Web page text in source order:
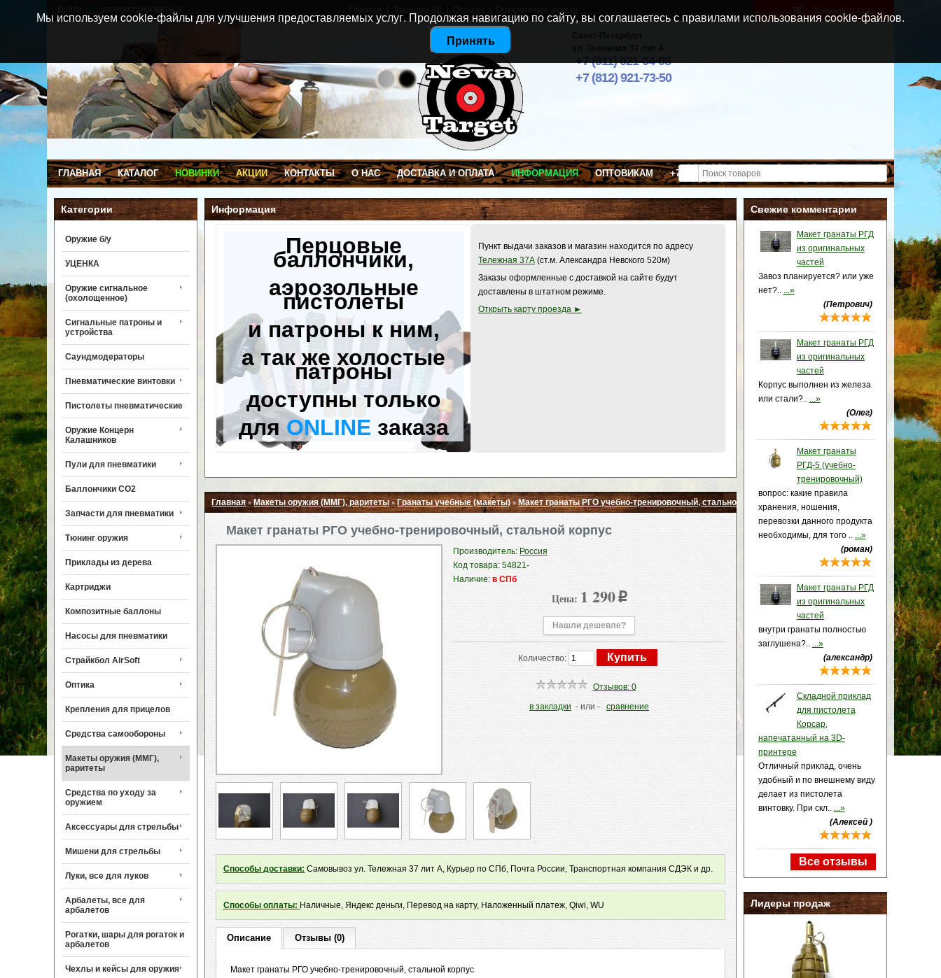
Санкт-Петербург
ул. Тележная 37 лит А
+7 (911) 021-04-08
+7 (812) 921-73-50
Товаров: 0 (0 p )
ГЛАВНАЯ КАТАЛОГ НОВИНКИ АКЦИИ КОНТАКТЫ О НАС ДОСТАВКА И ОПЛАТА ИНФОРМАЦИЯ ОПТОВИКАМ +7 (911) 021-04-08
Категории
Оружие б/у
УЦЕНКА
Оружие сигнальное
(охолощенное)
Сигнальные патроны и
устройства
Саундмодераторы
Пневматические винтовки
Пистолеты пневматические
Оружие Концерн
Калашников
Пули для пневматики
Баллончики CO2
Запчасти для пневматики
Тюнинг оружия
Приклады из дерева
Картриджи
Композитные баллоны
Насосы для пневматики
Страйкбол AirSoft
Оптика
Крепления для прицелов
Средства самообороны
Макеты оружия (ММГ),
раритеты
Средства по уходу за
оружием
Аксессуары для стрельбы
Мишени для стрельбы
Луки, все для луков
Арбалеты, все для
арбалетов
Рогатки, шары для рогаток и
арбалетов
Чехлы и кейсы для оружия
Свежие комментарии
Макет гранаты РГД
из оригинальных
частей
Завоз планируется? или уже
нет?.. ...»
(Петрович)
Макет гранаты РГД
из оригинальных
частей
Корпус выполнен из железа
или стали?.. ...»
(Олег)
Макет гранаты
РГД-5 (учебно-
тренировочный)
вопрос: какие правила
хранения, ношения,
перевозки данного продукта
необходимы, для того .. ...»
(роман)
Макет гранаты РГД
из оригинальных
частей
внутри гранаты полностью
заглушена?.. ...»
(александр)
Складной приклад
для пистолета
Корсар,
напечатанный на 3D-
принтере
Отличный приклад, очень
удобный и по внешнему виду
делает из пистолета
винтовку. При скл.. ...»
(Алексей )
Все отзывы
Лидеры продаж
Информация
Перцовые
баллончики,
аэрозольные
пистолеты
и патроны к ним,
а так же холостые
патроны
доступны только
дляONLINE заказа
Пункт выдачи заказов и магазин находится по адресу
Тележная 37А (ст.м. Александра Невского 520м)
Заказы оформленные с доставкой на сайте будут
доставлены в штатном режиме.
Открыть карту проезда ►
Свернуть ▲
Главная»Макеты оружия (ММГ), раритеты» Гранаты учебные (макеты)» Макет гранаты РГО учебно-тренировочный, стальной корпус
Макет гранаты РГО учебно-тренировочный, стальной корпус
Производитель: Россия
Код товара: 54821-
Наличие:в СПб
Цена: 1 290p
Нашли дешевле?
Количество:
Отзывов: 0
в закладки - или - сравнение
Способы доставки: Самовывоз ул. Тележная 37 лит А, Курьер по СПб, Почта России, Транспортная компания СДЭК и др.
Способы оплаты: Наличные, Яндекс деньги, Перевод на карту, Наложенный платеж, Qiwi, WU
Описание Отзывы (0)
Макет гранаты РГО учебно-тренировочный, стальной корпус
Мы используем cookie-файлы для улучшения предоставляемых услуг. Продолжая навигацию по сайту, вы соглашаетесь с правилами использования cookie-файлов.
Принять